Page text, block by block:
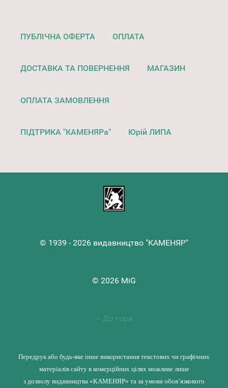
ПУБЛІЧНА ОФЕРТА ОПЛАТА
ДОСТАВКА ТА ПОВЕРНЕННЯ МАГАЗИН
ОПЛАТА ЗАМОВЛЕННЯ
ПІДТРИКА "КАМЕНЯРа" Юрій ЛИПА
© 1939 - 2026 видавництво "КАМЕНЯР"
© 2026 MiG
До гори
Передрук або будь-яке інше використання текстових чи графічних
матеріалів сайту в комерційних цілях можливе лише
з дозволу видавництва «КАМЕНЯР» та за умови обов’язкового